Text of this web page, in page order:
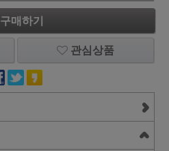
구매하기
관심상품